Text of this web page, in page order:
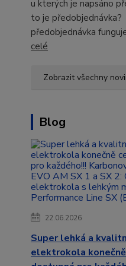
u kterých je napsáno
to je předobjednávka?
předobjednávka
celé
Zobrazit všechny
Blog
22.06.2026
Super lehká a
elektrokola